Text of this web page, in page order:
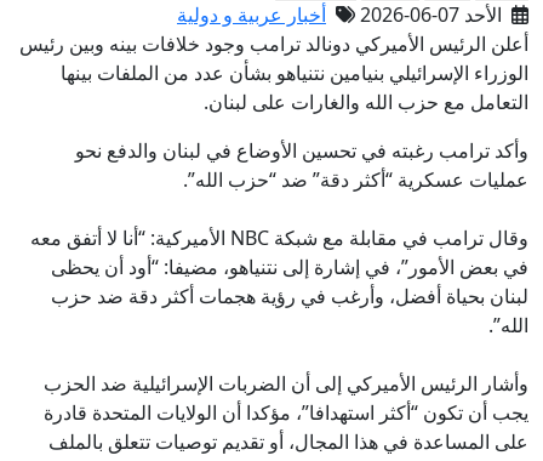
الأحد 07-06-2026
أخبار عربية و دولية
أعلن الرئيس الأميركي دونالد ترامب وجود خلافات بينه وبين رئيس
الوزراء الإسرائيلي بنيامين نتنياهو بشأن عدد من الملفات بينها
التعامل مع حزب الله والغارات على لبنان.
وأكد ترامب رغبته في تحسين الأوضاع في لبنان والدفع نحو
عمليات عسكرية “أكثر دقة” ضد “حزب الله”.
وقال ترامب في مقابلة مع شبكة NBC الأميركية: “أنا لا أتفق معه
في بعض الأمور”، في إشارة إلى نتنياهو، مضيفا: “أود أن يحظى
لبنان بحياة أفضل، وأرغب في رؤية هجمات أكثر دقة ضد حزب
الله”.
وأشار الرئيس الأميركي إلى أن الضربات الإسرائيلية ضد الحزب
يجب أن تكون “أكثر استهدافا”، مؤكدا أن الولايات المتحدة قادرة
على المساعدة في هذا المجال، أو تقديم توصيات تتعلق بالملف